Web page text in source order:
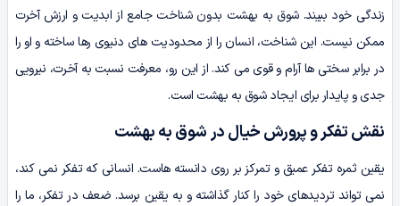
زندگی خود ببیند. شوق به بهشت بدون شناخت جامع از ابدیت و ارزش آخرت
ممکن نیست. این شناخت، انسان را از محدودیت های دنیوی رها ساخته و او را
در برابر سختی ها آرام و قوی می کند. از این رو، معرفت نسبت به آخرت، نیرویی
جدی و پایدار برای ایجاد شوق به بهشت است.
نقش تفکر و پرورش خیال در شوق به بهشت
یقین ثمره تفکر عمیق و تمرکز بر روی دانسته هاست. انسانی که تفکر نمی کند،
نمی تواند تردیدهای خود را کنار گذاشته و به یقین برسد. ضعف در تفکر، ما را